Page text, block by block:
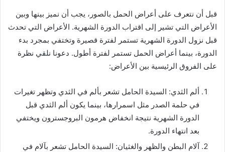
قبل أن نتعرف على أعراض الحمل بالصور، يجب أن نميز بينها وبين
الأعراض التي تشير إلى اقتراب الدورة الشهرية. الأعراض التي تحدث
قبل نزول الدورة الشهرية تستمر لفترة قصيرة وتختفي بمجرد بدء
الدورة، بينما أعراض الحمل تستمر لفترة أطول. دعونا نلقي نظرة
على الفروق الرئيسية بين الأعراض:
ألم الثدي: السيدة الحامل تشعر بألم في الثدي وتظهر تغيرات
في حلمة الصدر مثل اسمرارها، بينما يكون ألم الثدي قبل
الدورة الشهرية نتيجة انخفاض هرمون البروجسترون ويختفي
بعد انتهاء الدورة.
آلام البطن والظهر والغثيان: السيدة الحامل تشعر بآلام في